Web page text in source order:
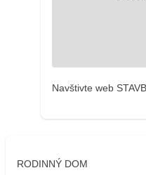
Navštivte web
RODINNÝ DOM